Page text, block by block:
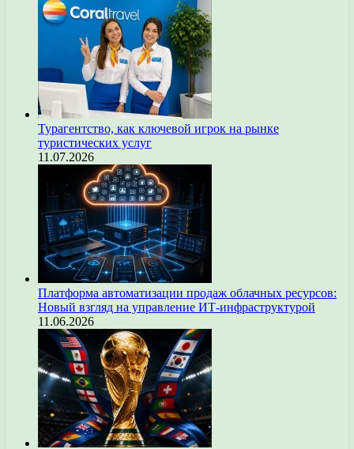
Турагентство, как ключевой игрок на рынке
туристических услуг
11.07.2026
Платформа автоматизации продаж облачных ресурсов:
Новый взгляд на управление ИТ-инфраструктурой
11.06.2026